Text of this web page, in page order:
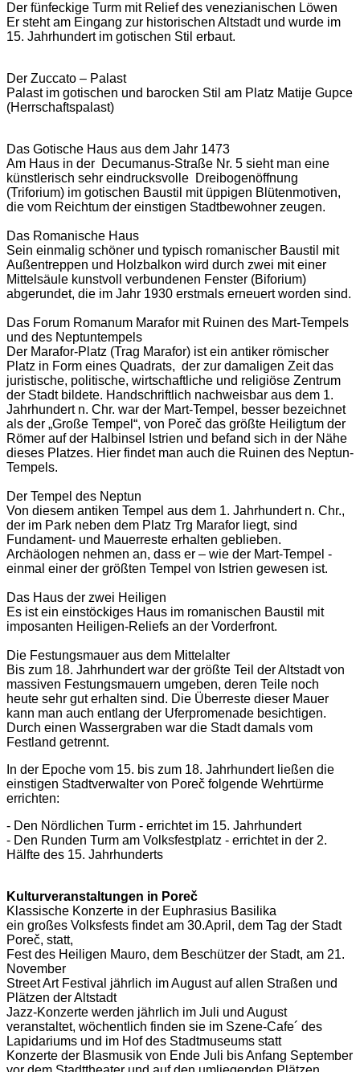
Der fünfeckige Turm mit Relief des venezianischen Löwen
Er steht am Eingang zur historischen Altstadt und wurde im
15. Jahrhundert im gotischen Stil erbaut.
Der Zuccato – Palast
Palast im gotischen und barocken Stil am Platz Matije Gupce
(Herrschaftspalast)
Das Gotische Haus aus dem Jahr 1473
Am Haus in der Decumanus-Straße Nr. 5 sieht man eine
künstlerisch sehr eindrucksvolle Dreibogenöffnung
(Triforium) im gotischen Baustil mit üppigen Blütenmotiven,
die vom Reichtum der einstigen Stadtbewohner zeugen.
Das Romanische Haus
Sein einmalig schöner und typisch romanischer Baustil mit
Außentreppen und Holzbalkon wird durch zwei mit einer
Mittelsäule kunstvoll verbundenen Fenster (Biforium)
abgerundet, die im Jahr 1930 erstmals erneuert worden sind.
Das Forum Romanum Marafor mit Ruinen des Mart-Tempels
und des Neptuntempels
Der Marafor-Platz (Trag Marafor) ist ein antiker römischer
Platz in Form eines Quadrats, der zur damaligen Zeit das
juristische, politische, wirtschaftliche und religiöse Zentrum
der Stadt bildete. Handschriftlich nachweisbar aus dem 1.
Jahrhundert n. Chr. war der Mart-Tempel, besser bezeichnet
als der „Große Tempel“, von Poreč das größte Heiligtum der
Römer auf der Halbinsel Istrien und befand sich in der Nähe
dieses Platzes. Hier findet man auch die Ruinen des Neptun-
Tempels.
Der Tempel des Neptun
Von diesem antiken Tempel aus dem 1. Jahrhundert n. Chr.,
der im Park neben dem Platz Trg Marafor liegt, sind
Fundament- und Mauerreste erhalten geblieben.
Archäologen nehmen an, dass er – wie der Mart-Tempel -
einmal einer der größten Tempel von Istrien gewesen ist.
Das Haus der zwei Heiligen
Es ist ein einstöckiges Haus im romanischen Baustil mit
imposanten Heiligen-Reliefs an der Vorderfront.
Die Festungsmauer aus dem Mittelalter
Bis zum 18. Jahrhundert war der größte Teil der Altstadt von
massiven Festungsmauern umgeben, deren Teile noch
heute sehr gut erhalten sind. Die Überreste dieser Mauer
kann man auch entlang der Uferpromenade besichtigen.
Durch einen Wassergraben war die Stadt damals vom
Festland getrennt.
In der Epoche vom 15. bis zum 18. Jahrhundert ließen die
einstigen Stadtverwalter von Poreč folgende Wehrtürme
errichten:
- Den Nördlichen Turm - errichtet im 15. Jahrhundert
- Den Runden Turm am Volksfestplatz - errichtet in der 2.
Hälfte des 15. Jahrhunderts
Kulturveranstaltungen in Poreč
Klassische Konzerte in der Euphrasius Basilika
ein großes Volksfests findet am 30.April, dem Tag der Stadt
Poreč, statt,
Fest des Heiligen Mauro, dem Beschützer der Stadt, am 21.
November
Street Art Festival jährlich im August auf allen Straßen und
Plätzen der Altstadt
Jazz-Konzerte werden jährlich im Juli und August
veranstaltet, wöchentlich finden sie im Szene-Cafe´ des
Lapidariums und im Hof des Stadtmuseums statt
Konzerte der Blasmusik von Ende Juli bis Anfang September